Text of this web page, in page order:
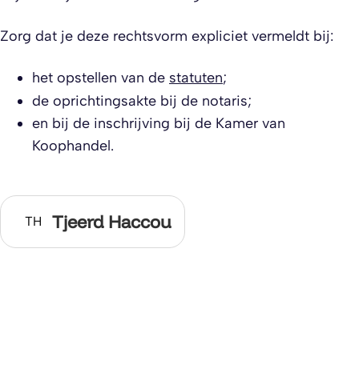
Zorg dat je deze rechtsvorm expliciet vermeldt bij:
het opstellen van de statuten;
de oprichtingsakte bij de notaris;
en bij de inschrijving bij de Kamer van
Koophandel.
TH Tjeerd Haccou